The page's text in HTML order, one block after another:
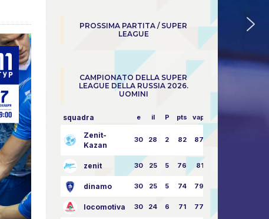
PROSSIMA PARTITA / SUPER
LEAGUE
CAMPIONATO DELLA SUPER
LEAGUE DELLA RUSSIA 2026.
UOMINI
squadra e il P pts vapore
Zenit-
Kazan
30 28 2 82 87:24
zenit 30 25 5 76 81:21
dinamo 30 25 5 74 79:26
locomotiva 30 24 6 71 77:33